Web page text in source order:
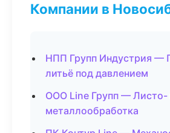
Компании в
НПП Групп Индустрия —
литьё под давлением
ООО Line Групп — Листо-
металлообработка